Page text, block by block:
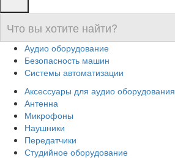
Аудио оборудование
Безопасность машин
Системы автоматизации
Аксессуары для аудио оборудования
Антенна
Микрофоны
Наушники
Передатчики
Студийное оборудование